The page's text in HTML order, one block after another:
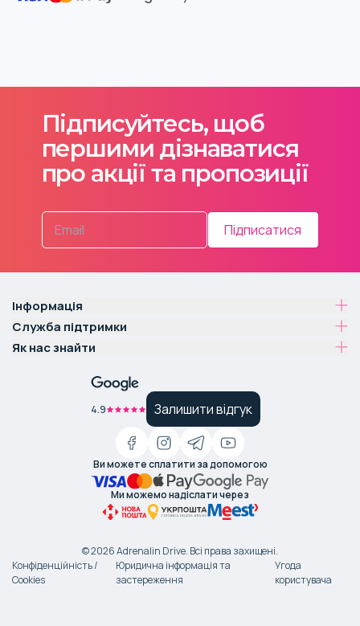
Підписуйтесь, щоб
першими дізнаватися
про акції та пропозиції
Підписатися
Інформація
Служба підтримки
Як нас знайти
4.9 Залишити відгук
Ви можете сплатити за допомогою
Ми можемо надіслати через
©2026Adrenalin Drive. Всі права захищені.
Конфіденційність /
Cookies
Юридична інформація та
застереження
Угода
користувача